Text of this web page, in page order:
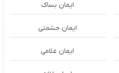
ایمان بساک
ایمان حشمتی
ایمان غلامی